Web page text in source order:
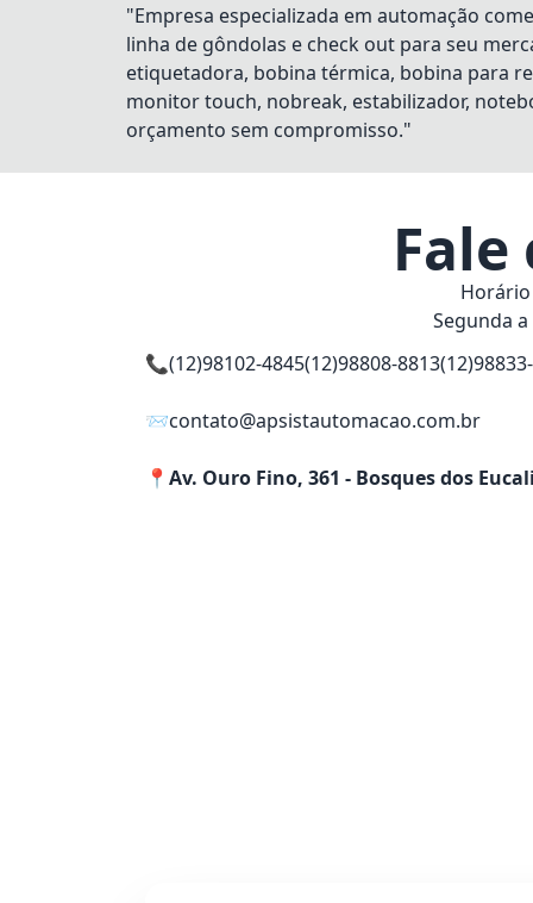
"Empresa especializada em automação
linha de gôndolas e check out para seu
etiquetadora, bobina térmica, bobina para
monitor touch, nobreak, estabilizador,
orçamento sem compromisso."
Fale
Segunda
📞(12)98102-4845(12)98808-8813
📨contato@apsistautomacao.com.br
📍 Av. Ouro Fino, 361 - Bosques dos